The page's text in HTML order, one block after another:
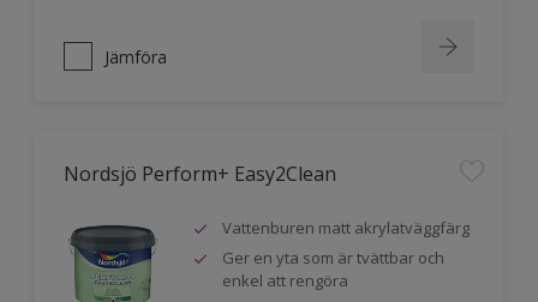
Jämföra
Nordsjö Perform+ Easy2Clean
Vattenburen matt akrylatväggfärg
Ger en yta som är tvättbar och
enkel att rengöra